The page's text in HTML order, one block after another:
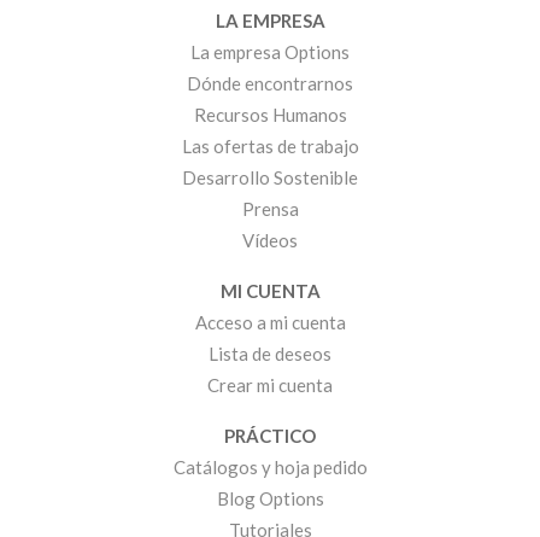
LA EMPRESA
La empresa Options
Dónde encontrarnos
Recursos Humanos
Las ofertas de trabajo
Desarrollo Sostenible
Prensa
Vídeos
MI CUENTA
Acceso a mi cuenta
Lista de deseos
Crear mi cuenta
PRÁCTICO
Catálogos y hoja pedido
Blog Options
Tutoriales